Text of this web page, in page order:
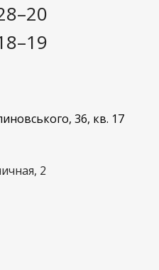
36, кв. 17
2